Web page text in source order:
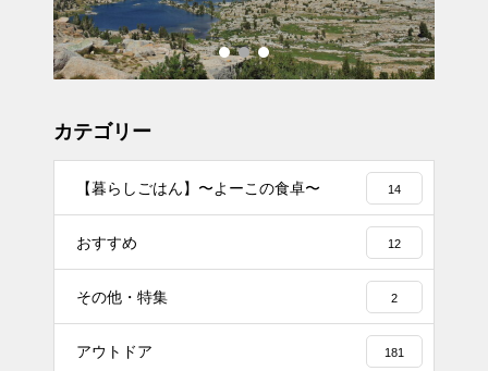
カテゴリー
【暮らしごはん】〜よーこの食卓〜 14
おすすめ 12
その他・特集 2
アウトドア 181